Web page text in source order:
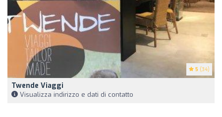
5 (34)
Twende Viaggi
Visualizza indirizzo e dati di contatto